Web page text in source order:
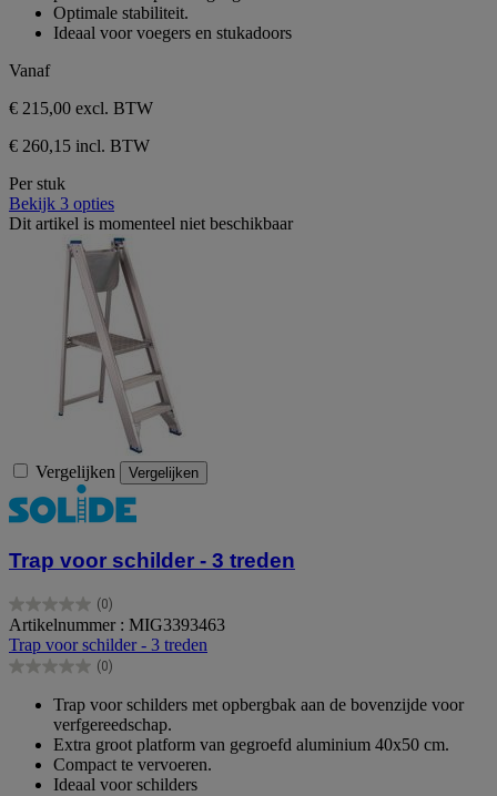
sterren.
Optimale stabiliteit.
Ideaal voor voegers en stukadoors
Vanaf
€ 215,00 excl. BTW
€ 260,15 incl. BTW
Per stuk
Bekijk 3 opties
Dit artikel is momenteel niet beschikbaar
Vergelijken Vergelijken
Trap voor schilder - 3 treden
(0)
0.0
van
de
5
Artikelnummer : MIG3393463
Trap voor schilder - 3 treden
(0)
0.0
sterren.
Trap voor schilders met opbergbak aan de bovenzijde voor
verfgereedschap.
Extra groot platform van gegroefd aluminium 40x50 cm.
Compact te vervoeren.
Ideaal voor schilders